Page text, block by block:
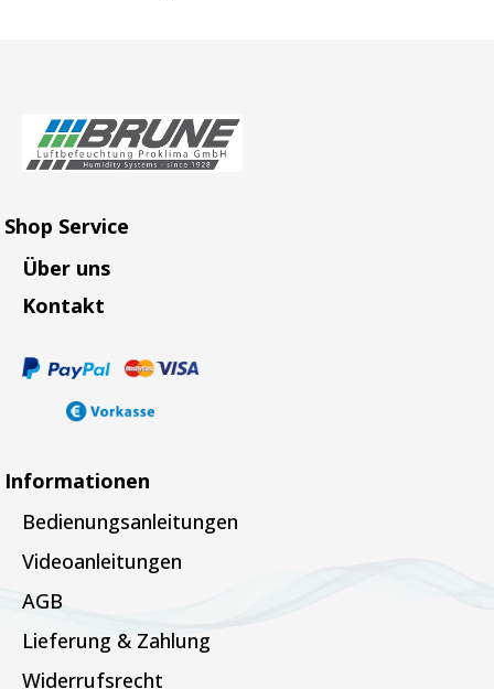
Shop Service
Über uns
Kontakt
Informationen
Bedienungsanleitungen
Videoanleitungen
AGB
Lieferung & Zahlung
Widerrufsrecht